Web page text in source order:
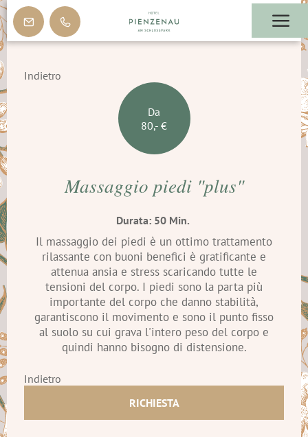
Indietro
Da
80,- €
Massaggio piedi "plus"
Durata: 50 Min.
Il massaggio dei piedi è un ottimo trattamento
rilassante con buoni benefici è gratificante e
attenua ansia e stress scaricando tutte le
tensioni del corpo. I piedi sono la parta più
importante del corpo che danno stabilità,
garantiscono il movimento e sono il punto fisso
al suolo su cui grava l'intero peso del corpo e
quindi hanno bisogno di distensione.
Indietro
RICHIESTA